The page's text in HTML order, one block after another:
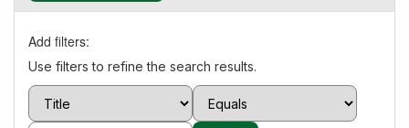
Add filters:
Use filters to refine the search results.